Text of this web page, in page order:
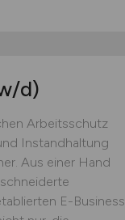
d)
Arbeitsschutz
Instandhaltung
Aus einer Hand
E-Business